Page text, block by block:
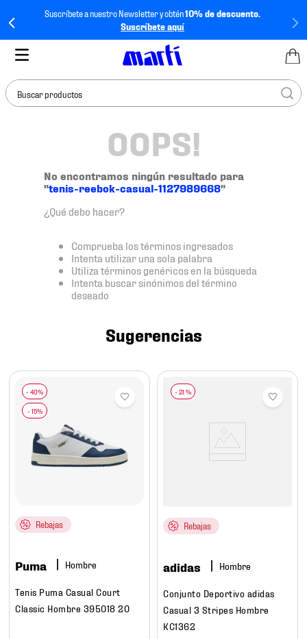
Suscríbete a nuestro Newsletter y obtén10% de descuento.
Suscríbete aquí
Buscar productos
OOPS!
No encontramos ningún resultado para
"tenis-reebok-casual-1127989668"
¿Qué debo hacer?
Comprueba los términos ingresados
Intenta utilizar una sola palabra
Utiliza términos genéricos en la búsqueda
Intenta buscar sinónimos del término
deseado
Sugerencias
Rebajas
Puma Hombre
Tenis Puma Casual Court
Classic Hombre 395018 20
- 21 %
Rebajas
adidas Hombre
Conjunto Deportivo adidas
Casual 3 Stripes Hombre
KC1362
tenis mujer
tenis hombre
tenis
tenis futbol
mochila
10. tenis nike